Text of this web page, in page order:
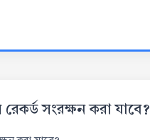
সংরক্ষন করা যাবে?